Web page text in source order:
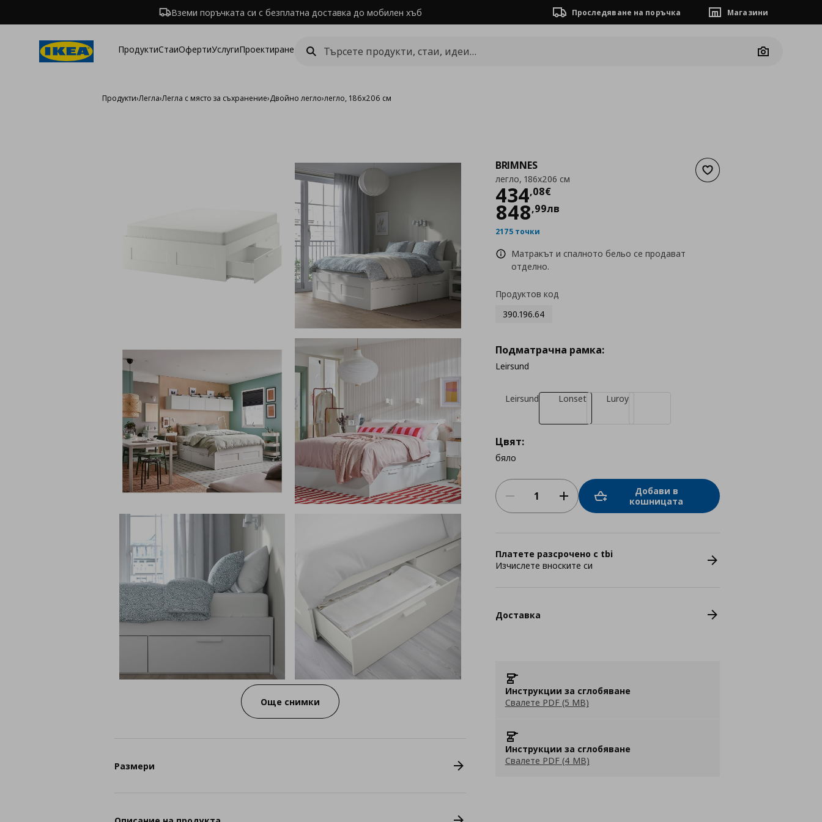
Вземи поръчката си с безплатна доставка до мобилен хъб Проследяване на поръчка Магазини
ПродуктиСтаиОфертиУслугиПроектиране
Camera
Продукти›Легла›Легла с място за съхранение›Двойно легло›легло, 186x206 см
Още снимки
Добави към списъка с
BRIMNES
легло, 186x206 см
434,08€
Цена434,08 €
848,99лв
2175 точки
Матракът и спалното бельо се продават
отделно.
Продуктов код
390.196.64
Подматрачна рамка:
Leirsund
Leirsund Lonset Luroy
Цвят:
бяло
Добави в
кошницата
Платете разсрочено с tbi
Изчислете вноските си
Доставка
Инструкции за сглобяване
Свалете PDF (5 MB)
Инструкции за сглобяване
Свалете PDF (4 MB)
Размери